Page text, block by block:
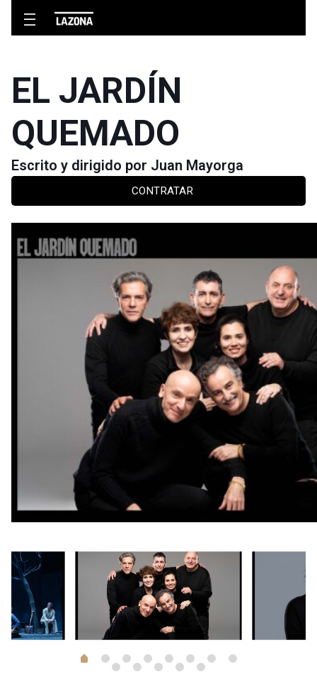
EL JARDÍN
QUEMADO
Escrito y dirigido por Juan Mayorga
CONTRATAR
0 1 2 3 4 5 6 7
8 9 10 11 12